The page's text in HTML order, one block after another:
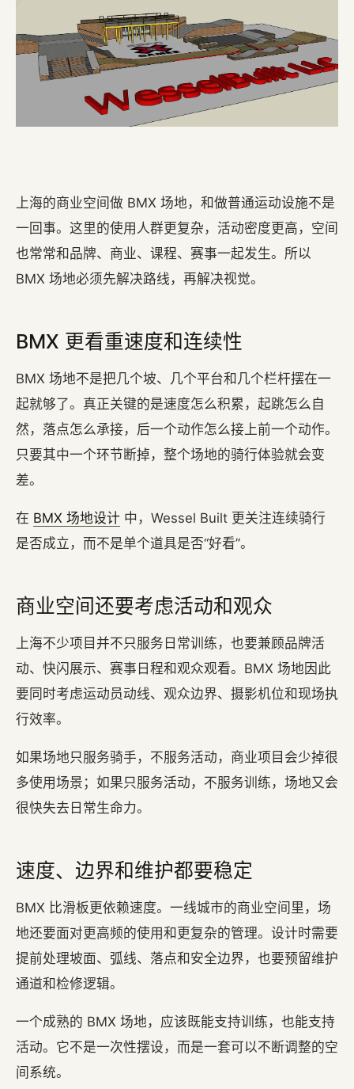
上海的商业空间做 BMX 场地，和做普通运动设施不是
一回事。这里的使用人群更复杂，活动密度更高，空间
也常常和品牌、商业、课程、赛事一起发生。所以
BMX 场地必须先解决路线，再解决视觉。
BMX 更看重速度和连续性
BMX 场地不是把几个坡、几个平台和几个栏杆摆在一
起就够了。真正关键的是速度怎么积累，起跳怎么自
然，落点怎么承接，后一个动作怎么接上前一个动作。
只要其中一个环节断掉，整个场地的骑行体验就会变
差。
在 BMX 场地设计 中，Wessel Built 更关注连续骑行
是否成立，而不是单个道具是否“好看”。
商业空间还要考虑活动和观众
上海不少项目并不只服务日常训练，也要兼顾品牌活
动、快闪展示、赛事日程和观众观看。BMX 场地因此
要同时考虑运动员动线、观众边界、摄影机位和现场执
行效率。
如果场地只服务骑手，不服务活动，商业项目会少掉很
多使用场景；如果只服务活动，不服务训练，场地又会
很快失去日常生命力。
速度、边界和维护都要稳定
BMX 比滑板更依赖速度。一线城市的商业空间里，场
地还要面对更高频的使用和更复杂的管理。设计时需要
提前处理坡面、弧线、落点和安全边界，也要预留维护
通道和检修逻辑。
一个成熟的 BMX 场地，应该既能支持训练，也能支持
活动。它不是一次性摆设，而是一套可以不断调整的空
间系统。